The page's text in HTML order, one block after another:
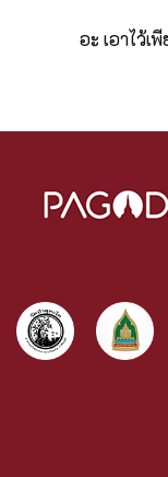
อะ เอาไว้เพีย